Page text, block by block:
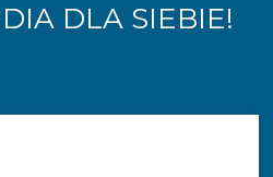
DLA SIEBIE!